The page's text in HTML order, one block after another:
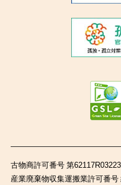
古物商許可番号 第
産業廃棄物収集運搬業許可番